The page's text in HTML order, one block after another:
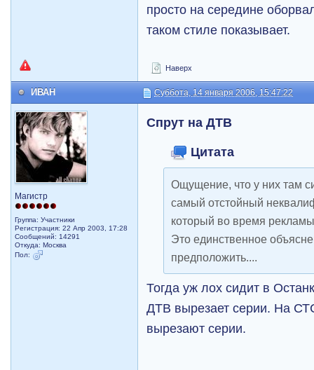
просто на середине
таком стиле показывает.
Наверх
ИВАН Суббота, 14 января 2006, 15:47:22
Магистр
Группа: Участники
Регистрация: 22 Апр 2003, 17:28
Сообщений: 14291
Откуда: Москва
Пол:
Спрут на ДТВ
Цитата
Ощущение, что у них там
самый отстойный
который во время
Это единственное
предположить....
Тогда уж лох сидит в
ДТВ вырезает серии. На
вырезают серии.